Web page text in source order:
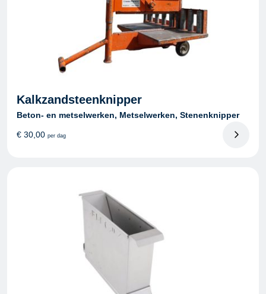
Kalkzandsteenknipper
Beton- en metselwerken, Metselwerken, Stenenknipper
€ 30,00 per dag